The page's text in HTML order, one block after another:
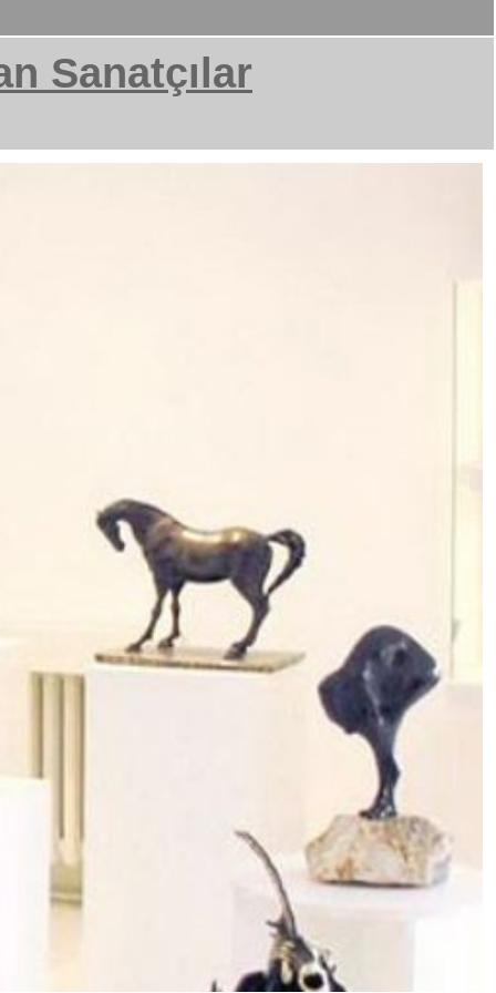
Sanatçılar